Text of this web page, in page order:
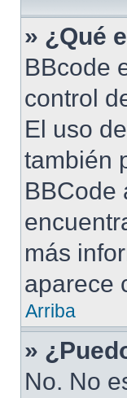
» ¿Qué
BBcode
control
El uso
también
BBCode
más
aparece
Arriba
»
No. No